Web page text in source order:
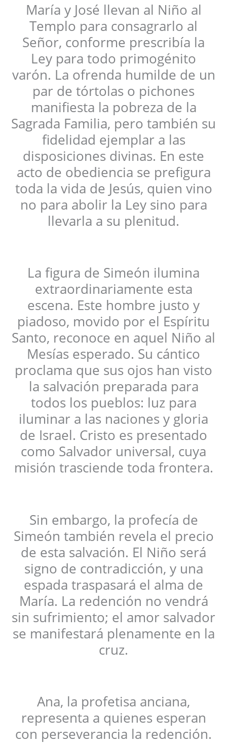
María y José llevan al Niño al
Templo para consagrarlo al
Señor, conforme prescribía la
Ley para todo primogénito
varón. La ofrenda humilde de un
par de tórtolas o pichones
manifiesta la pobreza de la
Sagrada Familia, pero también su
fidelidad ejemplar a las
disposiciones divinas. En este
acto de obediencia se prefigura
toda la vida de Jesús, quien vino
no para abolir la Ley sino para
llevarla a su plenitud.
La figura de Simeón ilumina
extraordinariamente esta
escena. Este hombre justo y
piadoso, movido por el Espíritu
Santo, reconoce en aquel Niño al
Mesías esperado. Su cántico
proclama que sus ojos han visto
la salvación preparada para
todos los pueblos: luz para
iluminar a las naciones y gloria
de Israel. Cristo es presentado
como Salvador universal, cuya
misión trasciende toda frontera.
Sin embargo, la profecía de
Simeón también revela el precio
de esta salvación. El Niño será
signo de contradicción, y una
espada traspasará el alma de
María. La redención no vendrá
sin sufrimiento; el amor salvador
se manifestará plenamente en la
cruz.
Ana, la profetisa anciana,
representa a quienes esperan
con perseverancia la redención.